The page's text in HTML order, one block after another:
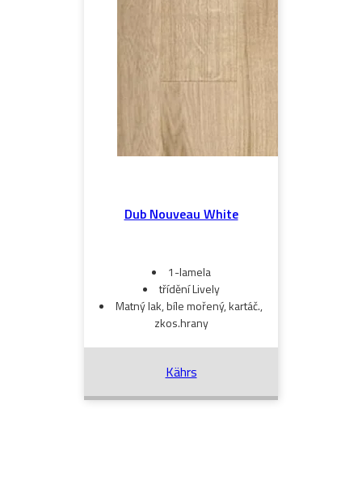
Dub Nouveau White
1-lamela
třídění Lively
Matný lak, bíle mořený, kartáč.,
zkos.hrany
Kährs